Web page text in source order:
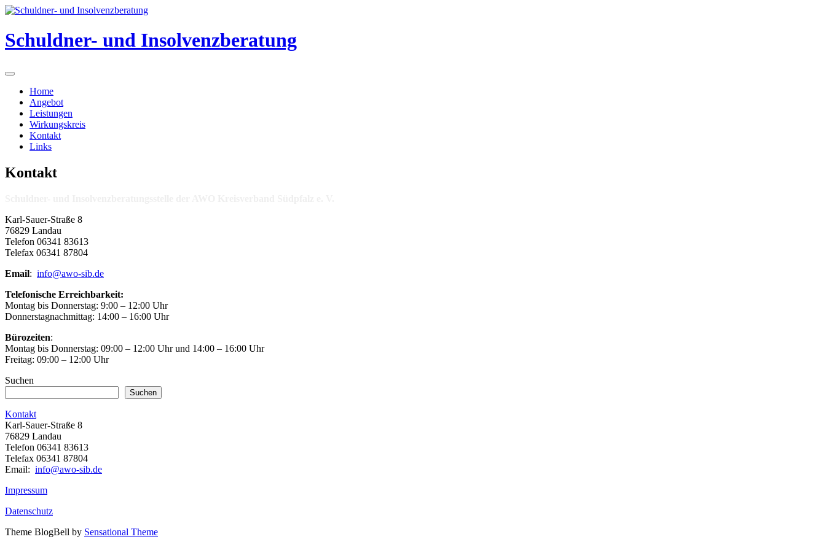
Skip
content
Schuldner- und Insolvenzberatung
Home
Angebot
Leistungen
Wirkungskreis
Kontakt
Links
Kontakt
Karl-Sauer-Straße 8
76829 Landau
Telefon 06341 83613
Telefax 06341 87804
Email: info@awo-sib.de
Telefonische Erreichbarkeit:
Montag bis Donnerstag: 9:00 – 12:00 Uhr
Donnerstagnachmittag: 14:00 – 16:00 Uhr
Bürozeiten:
Montag bis Donnerstag: 09:00 – 12:00 Uhr und 14:00 – 16:00 Uhr
Freitag: 09:00 – 12:00 Uhr
Suchen
Suchen
Kontakt
Karl-Sauer-Straße 8
76829 Landau
Telefon 06341 83613
Telefax 06341 87804
Email: info@awo-sib.de
Impressum
Datenschutz
Theme BlogBell by Sensational Theme